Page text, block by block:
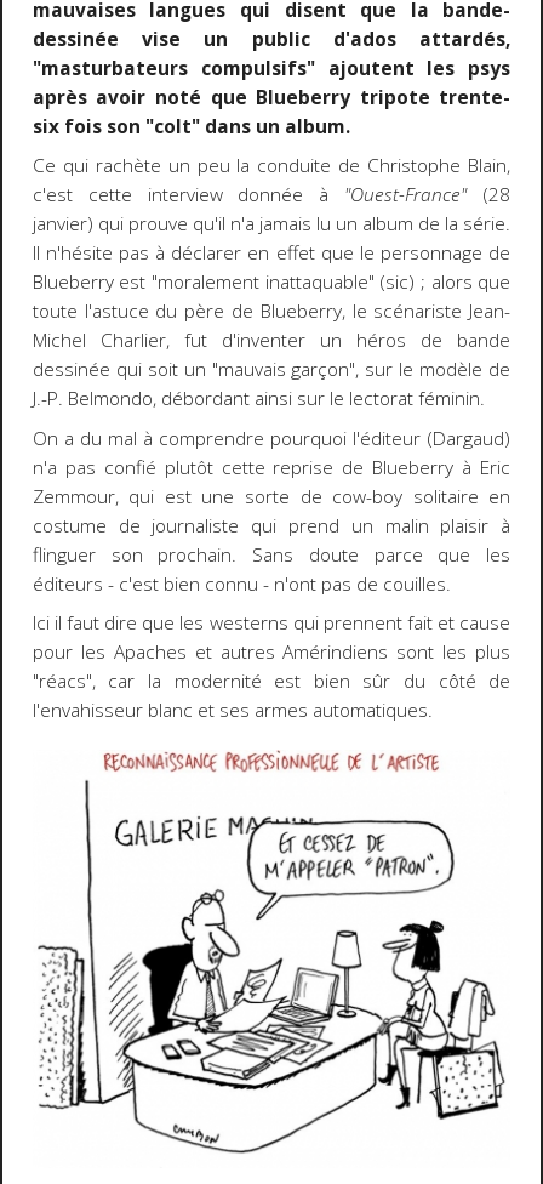
mauvaises langues qui disent que la bande-
dessinée vise un public d'ados attardés,
"masturbateurs compulsifs" ajoutent les psys
après avoir noté que Blueberry tripote trente-
six fois son "colt" dans un album.
Ce qui rachète un peu la conduite de Christophe Blain,
c'est cette interview donnée à "Ouest-France" (28
janvier) qui prouve qu'il n'a jamais lu un album de la série.
Il n'hésite pas à déclarer en effet que le personnage de
Blueberry est "moralement inattaquable" (sic) ; alors que
toute l'astuce du père de Blueberry, le scénariste Jean-
Michel Charlier, fut d'inventer un héros de bande
dessinée qui soit un "mauvais garçon", sur le modèle de
J.-P. Belmondo, débordant ainsi sur le lectorat féminin.
On a du mal à comprendre pourquoi l'éditeur (Dargaud)
n'a pas confié plutôt cette reprise de Blueberry à Eric
Zemmour, qui est une sorte de cow-boy solitaire en
costume de journaliste qui prend un malin plaisir à
flinguer son prochain. Sans doute parce que les
éditeurs - c'est bien connu - n'ont pas de couilles.
Ici il faut dire que les westerns qui prennent fait et cause
pour les Apaches et autres Amérindiens sont les plus
"réacs", car la modernité est bien sûr du côté de
l'envahisseur blanc et ses armes automatiques.